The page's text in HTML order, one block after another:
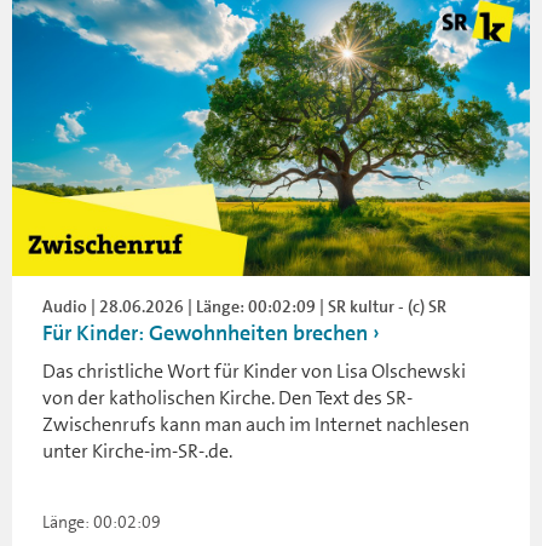
Audio | 28.06.2026 | Länge: 00:02:09 | SR kultur - (c) SR
Für Kinder: Gewohnheiten brechen
Das christliche Wort für Kinder von Lisa Olschewski
von der katholischen Kirche. Den Text des SR-
Zwischenrufs kann man auch im Internet nachlesen
unter Kirche-im-SR-.de.
Länge: 00:02:09